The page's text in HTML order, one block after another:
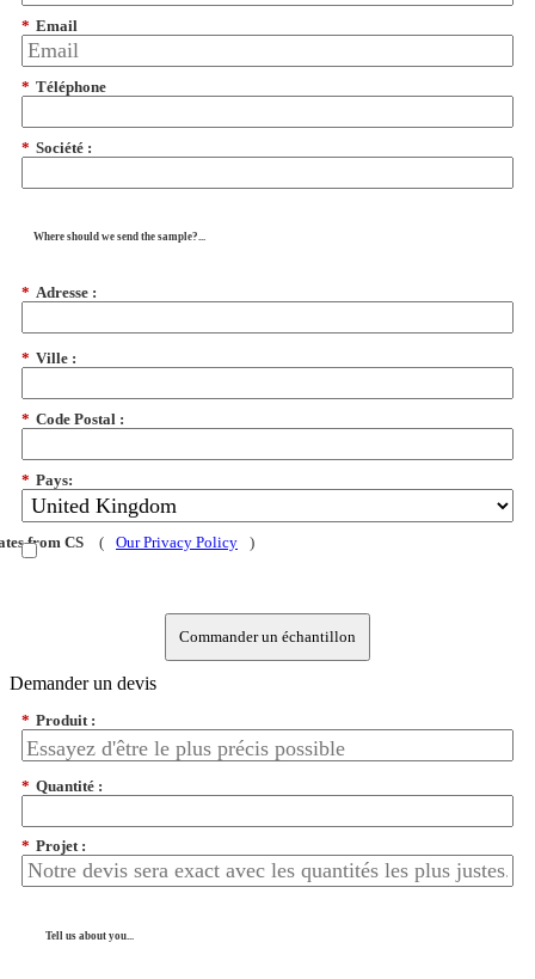
* Email
* Téléphone
* Société :
Where should we send the sample?...
* Adresse :
* Ville :
* Code Postal :
* Pays:
from CS ( Our Privacy Policy )
Commander un échantillon
Demander un devis
* Produit :
* Quantité :
* Projet :
Tell us about you...